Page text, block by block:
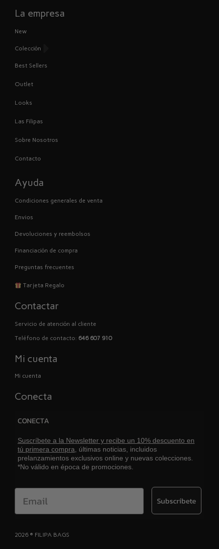
La empresa
New
Colección
Best Sellers
Outlet
Looks
Las Filipas
Sobre Nosotros
Contacto
Ayuda
Condiciones generales de venta
Envios
Devoluciones y reembolsos
Financiación de compra
Preguntas frecuentes
Tarjeta Regalo
Contactar
Servicio de atención al cliente
Teléfono de contacto: 646 607 910
Mi cuenta
Mi cuenta
Conecta
CONECTA
Suscríbete a la Newsletter y recibe un 10% descuento en
tú primera compra, últimas noticias, incluidos
prelanzamientos exclusivos online y nuevas colecciones.
*No válido en época de promociones.
Email Subscríbete
2026 ® FILIPA BAGS